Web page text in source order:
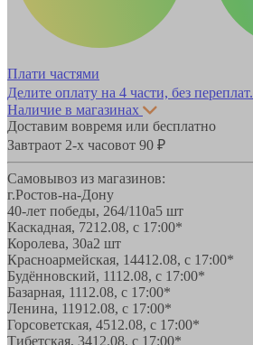
Плати частями
Делите оплату на 4 части, без переплат.
Наличие в магазинах
Доставим вовремя или бесплатно
Завтраот 2-х часовот 90 ₽
Самовывоз из магазинов:
г.Ростов-на-Дону
40-лет победы, 264/110а5 шт
Каскадная, 7212.08, с 17:00*
Королева, 30а2 шт
Красноармейская, 14412.08, с 17:00*
Будённовский, 1112.08, с 17:00*
Базарная, 1112.08, с 17:00*
Ленина, 11912.08, с 17:00*
Горсоветская, 4512.08, с 17:00*
Тибетская, 3412.08, с 17:00*